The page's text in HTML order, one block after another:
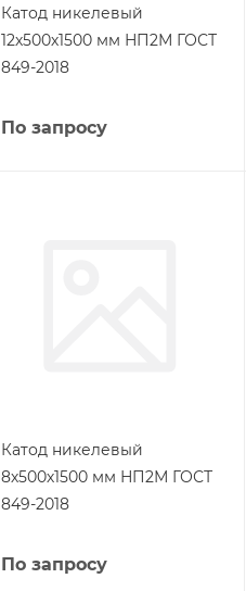
Катод никелевый
12х500х1500 мм НП2М ГОСТ
849-2018
По запросу
Катод никелевый
8х500х1500 мм НП2М ГОСТ
849-2018
По запросу